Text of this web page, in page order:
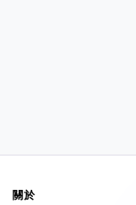
關於